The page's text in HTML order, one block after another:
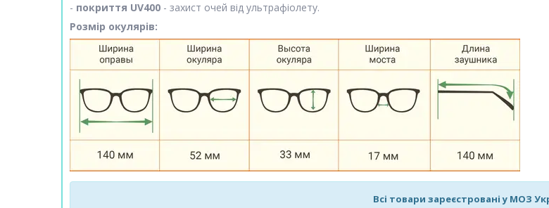
- покриття UV400 - захист очей від ультрафіолету.
Розмір окулярів:
Всі товари зареєстровані у МОЗ